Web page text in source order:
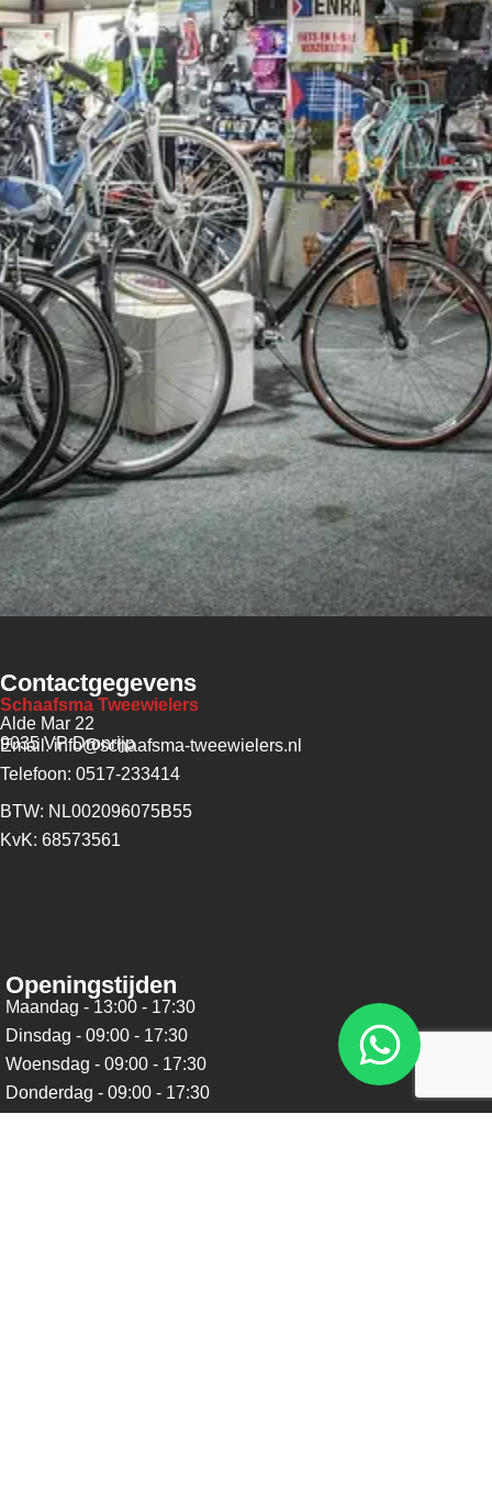
Contactgegevens
Schaafsma Tweewielers
Alde Mar 22
9035 VP Dronrijp
Email: info@schaafsma-tweewielers.nl
Telefoon: 0517-233414
BTW: NL002096075B55
KvK: 68573561
Openingstijden
Maandag - 13:00 - 17:30
Dinsdag - 09:00 - 17:30
Woensdag - 09:00 - 17:30
Donderdag - 09:00 - 17:30